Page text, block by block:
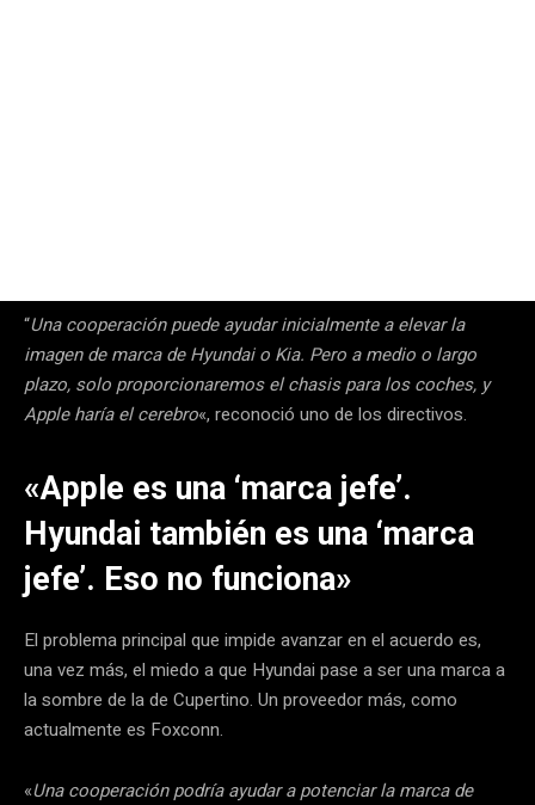
“Una cooperación puede ayudar inicialmente a elevar la
imagen de marca de Hyundai o Kia. Pero a medio o largo
plazo, solo proporcionaremos el chasis para los coches, y
Apple haría el cerebro«, reconoció uno de los directivos.
«Apple es una ‘marca jefe’.
Hyundai también es una ‘marca
jefe’. Eso no funciona»
El problema principal que impide avanzar en el acuerdo es,
una vez más, el miedo a que Hyundai pase a ser una marca a
la sombre de la de Cupertino. Un proveedor más, como
actualmente es Foxconn.
«Una cooperación podría ayudar a potenciar la marca de